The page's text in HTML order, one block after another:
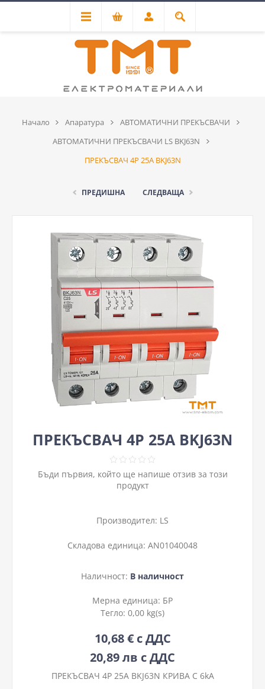
Начало Апаратура
АВТОМАТИЧНИ ПРЕКЪСВАЧИ
АВТОМАТИЧНИ ПРЕКЪСВАЧИ LS BKJ63N
ПРЕКЪСВАЧ 4P 25А BKJ63N
ПРЕДИШНА СЛЕДВАЩА
ПРЕКЪСВАЧ 4P 25А BKJ63N
Бъди първия, който ще напише отзив за този
продукт
Производител: LS
Складова единица: AN01040048
Наличност: В наличност
Мерна единица: БР
Тегло: 0,00 kg(s)
10,68 € с ДДС
20,89 лв с ДДС
ПРЕКЪСВАЧ 4P 25А BKJ63N КРИВА C 6kA